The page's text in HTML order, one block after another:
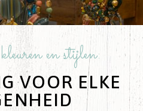
en stijlen:
VOOR ELKE